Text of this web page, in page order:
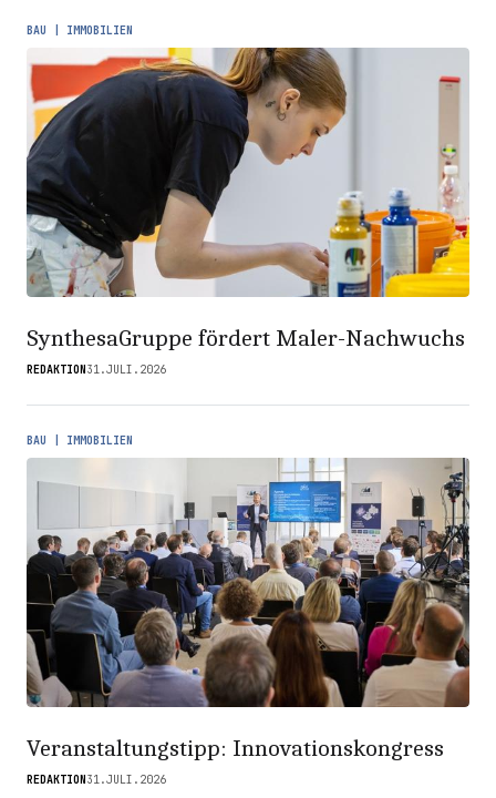
BAU | IMMOBILIEN
SynthesaGruppe fördert Maler-Nachwuchs
REDAKTION 31.JULI.2026
BAU | IMMOBILIEN
Veranstaltungstipp: Innovationskongress
REDAKTION 31.JULI.2026